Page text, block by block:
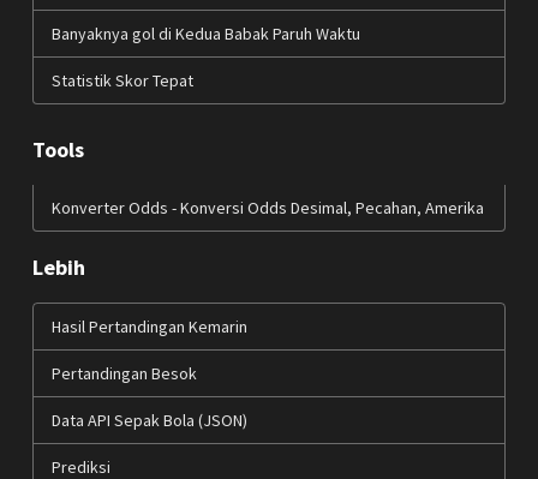
Banyaknya gol di Kedua Babak Paruh Waktu
Statistik Skor Tepat
Tools
Konverter Odds - Konversi Odds Desimal, Pecahan, Amerika
Lebih
Hasil Pertandingan Kemarin
Pertandingan Besok
Data API Sepak Bola (JSON)
Prediksi